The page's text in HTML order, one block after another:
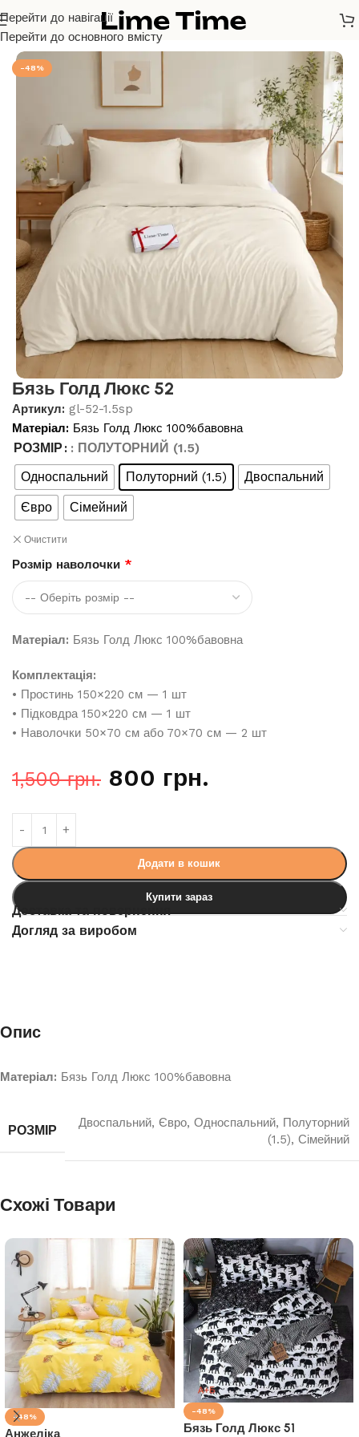
Перейти до навігації
Перейти до основного вмісту
Головна/Бязь Голд Люкс
-48%
Бязь Голд Люкс 52
Артикул: gl-52-1.5sp
Матеріал: Бязь Голд Люкс 100%бавовна
РОЗМІР
: ПОЛУТОРНИЙ (1.5)
Односпальний
Полуторний (1.5)
Двоспальний
Євро
Сімейний
Очистити
Розмір наволочки *
Матеріал: Бязь Голд Люкс 100%бавовна
Комплектація:
• Простинь 150×220 см — 1 шт
• Підковдра 150×220 см — 1 шт
• Наволочки 50×70 см або 70×70 см — 2 шт
1,500грн. 800 грн.
Додати в кошик
Купити зараз
Доставка та повернення
Догляд за виробом
Опис
Матеріал: Бязь Голд Люкс 100%бавовна
РОЗМІР
Двоспальний, Євро, Односпальний, Полуторний
(1.5), Сімейний
Схожі Товари
-48%
Анжеліка
-48%
Бязь Голд Люкс 51